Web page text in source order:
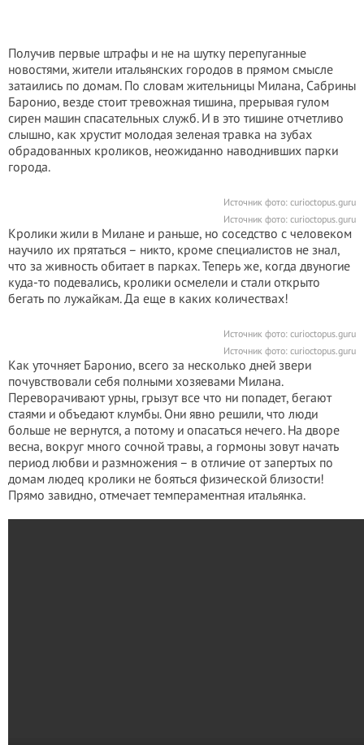
Получив первые штрафы и не на шутку перепуганные
новостями, жители итальянских городов в прямом смысле
затаились по домам. По словам жительницы Милана, Сабрины
Баронио, везде стоит тревожная тишина, прерывая гулом
сирен машин спасательных служб. И в это тишине отчетливо
слышно, как хрустит молодая зеленая травка на зубах
обрадованных кроликов, неожиданно наводнивших парки
города.
Источник фото: curioctopus.guru
Источник фото: curioctopus.guru
Кролики жили в Милане и раньше, но соседство с человеком
научило их прятаться – никто, кроме специалистов не знал,
что за живность обитает в парках. Теперь же, когда двуногие
куда-то подевались, кролики осмелели и стали открыто
бегать по лужайкам. Да еще в каких количествах!
Источник фото: curioctopus.guru
Источник фото: curioctopus.guru
Как уточняет Баронио, всего за несколько дней звери
почувствовали себя полными хозяевами Милана.
Переворачивают урны, грызут все что ни попадет, бегают
стаями и объедают клумбы. Они явно решили, что люди
больше не вернутся, а потому и опасаться нечего. На дворе
весна, вокруг много сочной травы, а гормоны зовут начать
период любви и размножения – в отличие от запертых по
домам людеq кролики не бояться физической близости!
Прямо завидно, отмечает темпераментная итальянка.